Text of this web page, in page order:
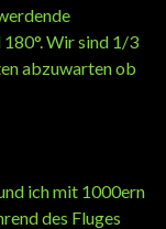
Wir sind 1/3
abzuwarten ob
ich mit 1000ern
des Fluges